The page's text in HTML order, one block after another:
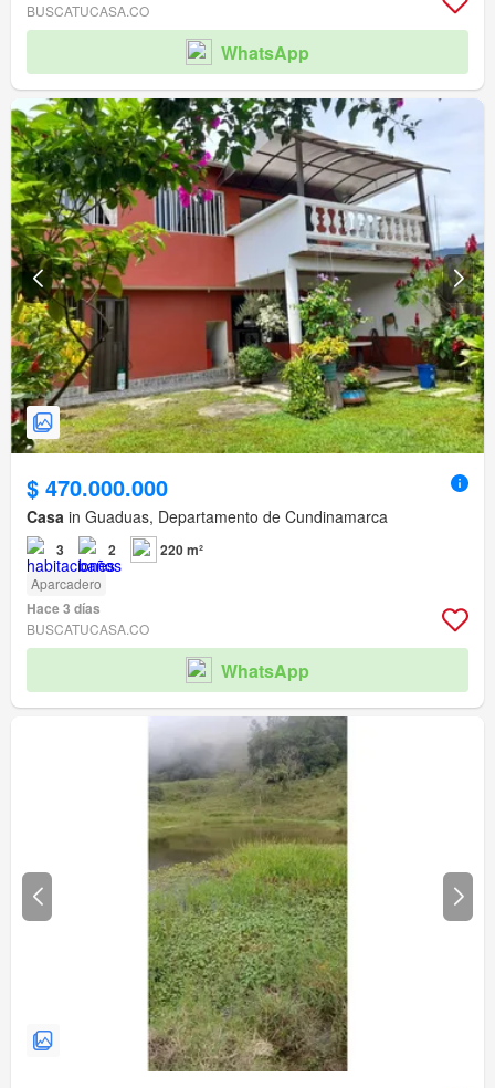
BUSCATUCASA.CO
WhatsApp
$ 470.000.000
Casa in Guaduas, Departamento de Cundinamarca
3 2 220 m²
Aparcadero
Hace 3 días
BUSCATUCASA.CO
WhatsApp